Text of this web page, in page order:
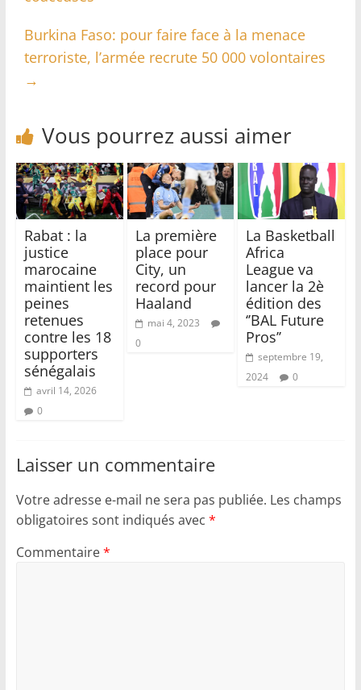
Burkina Faso: pour faire face à la menace
terroriste, l’armée recrute 50 000 volontaires
→
Vous pourrez aussi aimer
Rabat : la
justice
marocaine
maintient les
peines
retenues
contre les 18
supporters
sénégalais
avril 14, 2026
0
La première
place pour
City, un
record pour
Haaland
mai 4, 2023
0
La Basketball
Africa
League va
lancer la 2è
édition des
‘’BAL Future
Pros’’
septembre 19,
2024
0
Laisser un commentaire
Votre adresse e-mail ne sera pas publiée. Les champs
obligatoires sont indiqués avec *
Commentaire*